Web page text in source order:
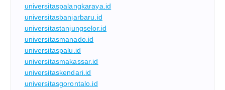
universitaspalangkaraya.id
universitasbanjarbaru.id
universitastanjungselor.id
universitasmanado.id
universitaspalu.id
universitasmakassar.id
universitaskendari.id
universitasgorontalo.id